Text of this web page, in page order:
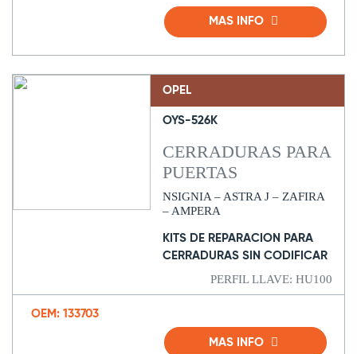
MAS INFO
OPEL
OYS-526K
CERRADURAS PARA
PUERTAS
NSIGNIA – ASTRA J – ZAFIRA
– AMPERA
KITS DE REPARACION PARA
CERRADURAS SIN CODIFICAR
PERFIL LLAVE: HU100
OEM: 133703
MAS INFO